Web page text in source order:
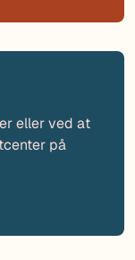
eller ved at
på